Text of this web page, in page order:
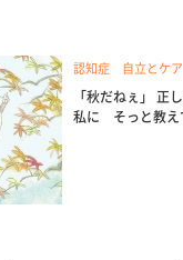
認知症 自立とケア
「秋だねぇ」 正
私に そっと教え